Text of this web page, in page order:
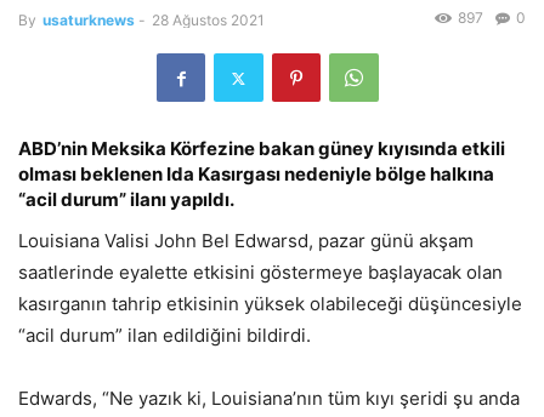
By usaturknews - 28 Ağustos 2021 0
897
ABD’nin Meksika Körfezine bakan güney kıyısında etkili
olması beklenen Ida Kasırgası nedeniyle bölge halkına
“acil durum” ilanı yapıldı.
Louisiana Valisi John Bel Edwarsd, pazar günü akşam
saatlerinde eyalette etkisini göstermeye başlayacak olan
kasırganın tahrip etkisinin yüksek olabileceği düşüncesiyle
“acil durum” ilan edildiğini bildirdi.
Edwards, “Ne yazık ki, Louisiana’nın tüm kıyı şeridi şu anda